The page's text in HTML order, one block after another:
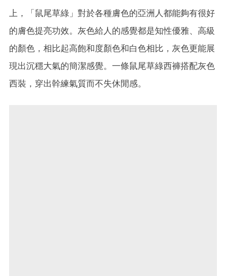
上，「鼠尾草綠」對於各種膚色的亞洲人都能夠有很好
的膚色提亮功效。灰色給人的感覺都是知性優雅、高級
的顏色，相比起高飽和度顏色和白色相比，灰色更能展
現出沉穩大氣的簡潔感覺。一條鼠尾草綠西褲搭配灰色
西裝，穿出幹練氣質而不失休閒感。